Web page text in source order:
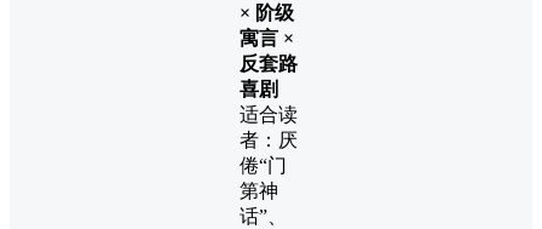
× 阶级
寓言 ×
反套路
喜剧
适合读
者：厌
倦“门
第神
话”、